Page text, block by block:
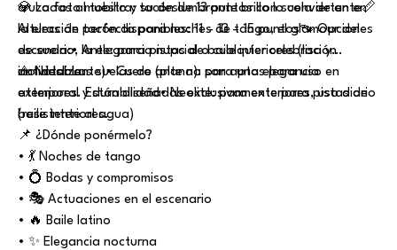
cruzadas al tobillo y su deslumbrante brillo lo convierten en
la elección perfecta para noches de tango, el glamour del
escenario, la elegancia nupcial o cualquier celebración
inolvidable.
💎 La foto muestra: tacón de 13 puntos con suela de ante📏
Alturas de tacón disponibles: 11 – 13 – 15 puntos👡 Opciones
de suela:• Ante: para pistas de baile interiores (lisa y
antideslizante)• Cuero (plana): para una elegancia
atemporal y durabilidad• Neolite: para exteriores, uso diario
(resistente al agua)
⚠️ Nota: Las suelas de ante no son aptas para uso en
exteriores. Están diseñadas exclusivamente para pistas de
baile interiores.
📌 ¿Dónde ponérmelo?
• 💃 Noches de tango
• 💍 Bodas y compromisos
• 🎭 Actuaciones en el escenario
• 🔥 Baile latino
• ✨ Elegancia nocturna